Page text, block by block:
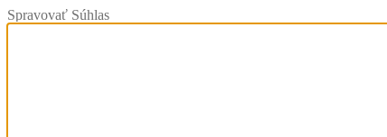
Spravovať Súhlas